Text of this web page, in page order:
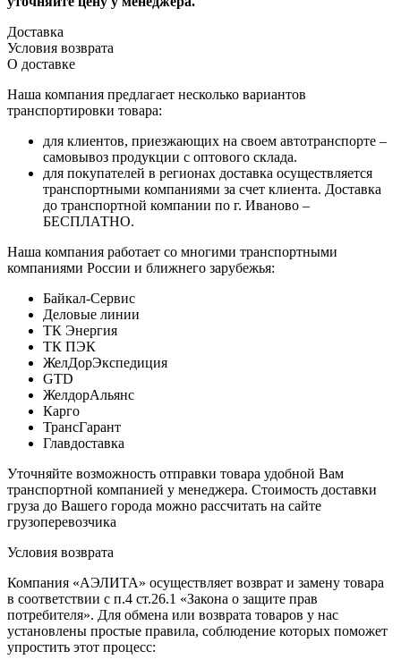
Доставка
Условия возврата
О доставке
Наша компания предлагает несколько вариантов
транспортировки товара:
для клиентов, приезжающих на своем автотранспорте –
самовывоз продукции с оптового склада.
для покупателей в регионах доставка осуществляется
транспортными компаниями за счет клиента. Доставка
до транспортной компании по г. Иваново –
БЕСПЛАТНО.
Наша компания работает со многими транспортными
компаниями России и ближнего зарубежья:
Байкал-Сервис
Деловые линии
ТК Энергия
ТК ПЭК
ЖелДорЭкспедиция
GTD
ЖелдорАльянс
Карго
ТрансГарант
Главдоставка
Уточняйте возможность отправки товара удобной Вам
транспортной компанией у менеджера. Стоимость доставки
груза до Вашего города можно рассчитать на сайте
грузоперевозчика
Условия возврата
Компания «АЭЛИТА» осуществляет возврат и замену товара
в соответствии с п.4 ст.26.1 «Закона о защите прав
потребителя». Для обмена или возврата товаров у нас
установлены простые правила, соблюдение которых поможет
упростить этот процесс: